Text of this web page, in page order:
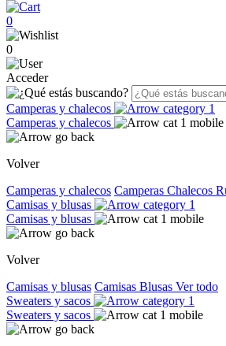
0
0
Acceder
Camperas y chalecos
Camperas y chalecos
Volver
Camperas y chalecos Camperas Chalecos
Camisas y blusas
Camisas y blusas
Volver
Camisas y blusas Camisas Blusas Ver todo
Sweaters y sacos
Sweaters y sacos